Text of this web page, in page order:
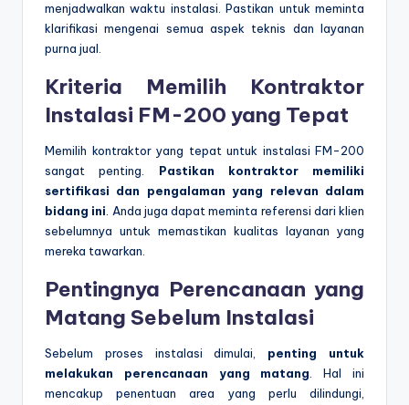
menjadwalkan waktu instalasi. Pastikan untuk meminta
klarifikasi mengenai semua aspek teknis dan layanan
purna jual.
Kriteria Memilih Kontraktor
Instalasi FM-200 yang Tepat
Memilih kontraktor yang tepat untuk instalasi FM-200
sangat penting. Pastikan kontraktor memiliki
sertifikasi dan pengalaman yang relevan dalam
bidang ini . Anda juga dapat meminta referensi dari klien
sebelumnya untuk memastikan kualitas layanan yang
mereka tawarkan.
Pentingnya Perencanaan yang
Matang Sebelum Instalasi
Sebelum proses instalasi dimulai, penting untuk
melakukan perencanaan yang matang . Hal ini
mencakup penentuan area yang perlu dilindungi,